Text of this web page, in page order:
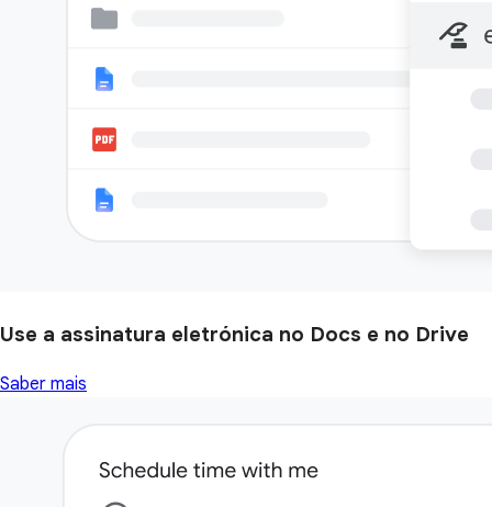
Use a assinatura eletrónica no Docs e no Drive
Saber mais